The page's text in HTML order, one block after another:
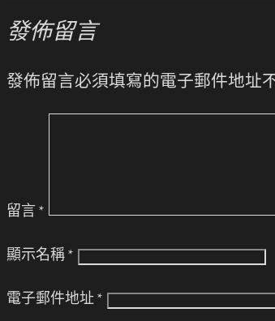
發佈留言
發佈留言必須填寫的電子郵件地址
留言 *
顯示名稱 *
電子郵件地址 *